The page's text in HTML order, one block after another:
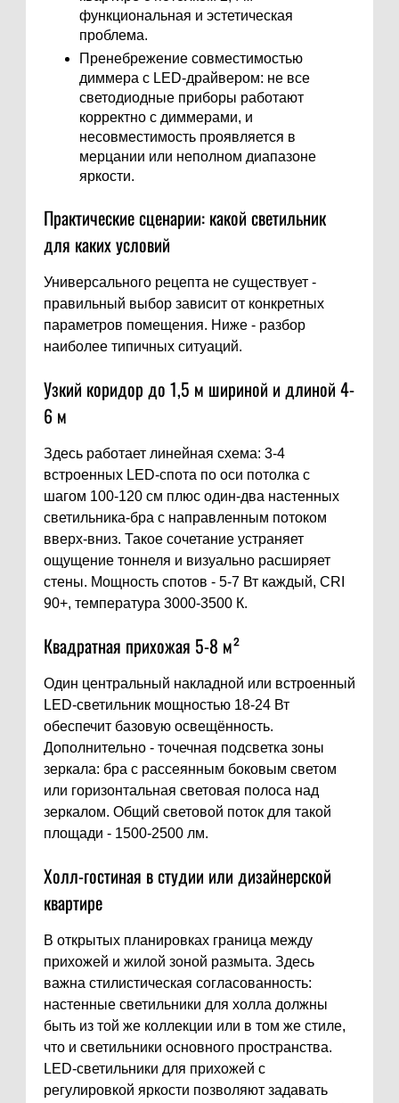
функциональная и эстетическая
проблема.
Пренебрежение совместимостью
диммера с LED-драйвером: не все
светодиодные приборы работают
корректно с диммерами, и
несовместимость проявляется в
мерцании или неполном диапазоне
яркости.
Практические сценарии: какой светильник
для каких условий
Универсального рецепта не существует -
правильный выбор зависит от конкретных
параметров помещения. Ниже - разбор
наиболее типичных ситуаций.
Узкий коридор до 1,5 м шириной и длиной 4-
6 м
Здесь работает линейная схема: 3-4
встроенных LED-спота по оси потолка с
шагом 100-120 см плюс один-два настенных
светильника-бра с направленным потоком
вверх-вниз. Такое сочетание устраняет
ощущение тоннеля и визуально расширяет
стены. Мощность спотов - 5-7 Вт каждый, CRI
90+, температура 3000-3500 К.
Квадратная прихожая 5-8 м²
Один центральный накладной или встроенный
LED-светильник мощностью 18-24 Вт
обеспечит базовую освещённость.
Дополнительно - точечная подсветка зоны
зеркала: бра с рассеянным боковым светом
или горизонтальная световая полоса над
зеркалом. Общий световой поток для такой
площади - 1500-2500 лм.
Холл-гостиная в студии или дизайнерской
квартире
В открытых планировках граница между
прихожей и жилой зоной размыта. Здесь
важна стилистическая согласованность:
настенные светильники для холла должны
быть из той же коллекции или в том же стиле,
что и светильники основного пространства.
LED-светильники для прихожей с
регулировкой яркости позволяют задавать